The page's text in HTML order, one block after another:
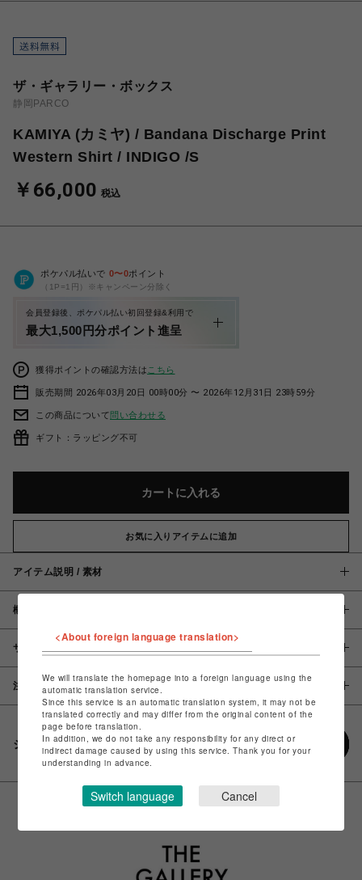
ザ・ギャラリー・ボックス
静岡PARCO
KAMIYA (カミヤ) / Bandana Discharge Print
Western Shirt / INDIGO /S
￥66,000 税込
ポケパル払いで 0〜0ポイント
（1P=1円）※キャンペーン分除く
会員登録後、ポケパル払い初回登録&利用で
最大1,500円分ポイント進呈
獲得ポイントの確認方法は こちら
販売期間 2026年03月20日 00時00分 〜 2026年12月31日 23時59分
この商品について問い合わせる
ギフト：ラッピング不可
カートに入れる
お気に入りアイテムに追加
アイテム説明 / 素材
概要
サイズ
注意事項
シェアする
<About foreign language translation>
We will translate the homepage into a foreign language using the
automatic translation service.
Since this service is an automatic translation system, it may not be
translated correctly and may differ from the original content of the
page before translation.
In addition, we do not take any responsibility for any direct or
indirect damage caused by using this service. Thank you for your
understanding in advance.
Switch language Cancel